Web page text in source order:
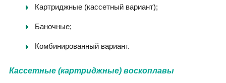
Картриджные (кассетный вариант);
Баночные;
Комбинированный вариант.
Кассетные (картриджные) воскоплавы